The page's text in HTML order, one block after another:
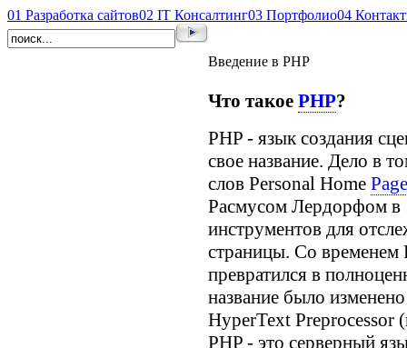
01 Разработка сайтов02 IT Консалтинг03 Портфолио04
Введение в PHP
Что такое PHP?
PHP - язык создания
свое название. Дело в
слов Personal Home Page
Расмусом Лердорфом в
инструментов для
страницы. Со временем
превратился в
название было
HyperText Preprocessor
PHP - это серверный